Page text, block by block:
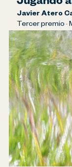
Javier Atero
Tercer premio ·